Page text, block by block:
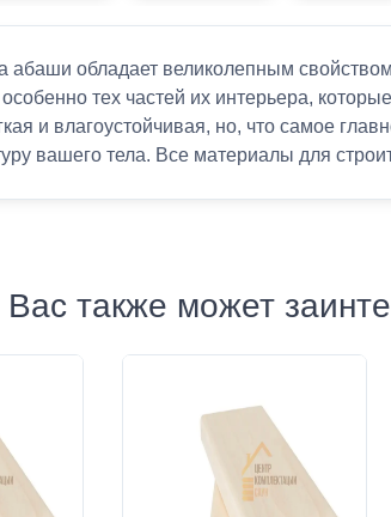
абаши обладает великолепным
тех частей их интерьера,
и влагоустойчивая, но, что самое
вашего тела. Все материалы для
Вас также может